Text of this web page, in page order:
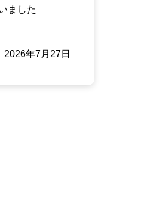
ました
2026年7月27日